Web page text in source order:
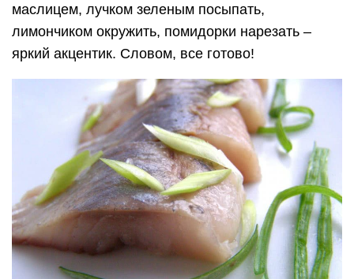
маслицем, лучком зеленым посыпать,
лимончиком окружить, помидорки нарезать –
яркий акцентик. Словом, все готово!